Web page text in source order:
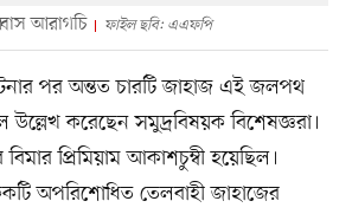
আরাগচি ফাইল ছবি: এএফপি
পর অন্তত চারটি জাহাজ এই জলপথ
উল্লেখ করেছেন সমুদ্রবিষয়ক বিশেষজ্ঞরা।
প্রিমিয়াম আকাশচুম্বী হয়েছিল।
অপরিশোধিত তেলবাহী জাহাজের